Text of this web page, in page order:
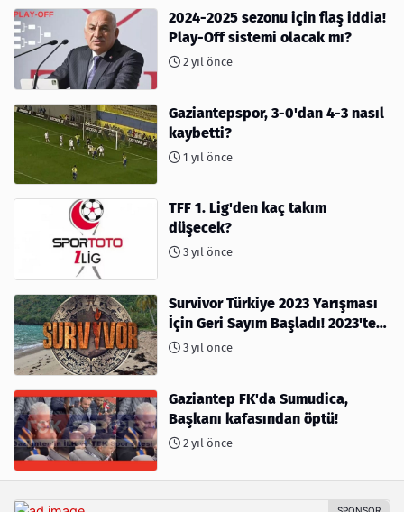
2024-2025 sezonu için flaş iddia!
Play-Off sistemi olacak mı?
2 yıl önce
Gaziantepspor, 3-0'dan 4-3 nasıl
kaybetti?
1 yıl önce
TFF 1. Lig'den kaç takım
düşecek?
3 yıl önce
Survivor Türkiye 2023 Yarışması
İçin Geri Sayım Başladı! 2023'te
kimler var?
3 yıl önce
Gaziantep FK'da Sumudica,
Başkanı kafasından öptü!
2 yıl önce